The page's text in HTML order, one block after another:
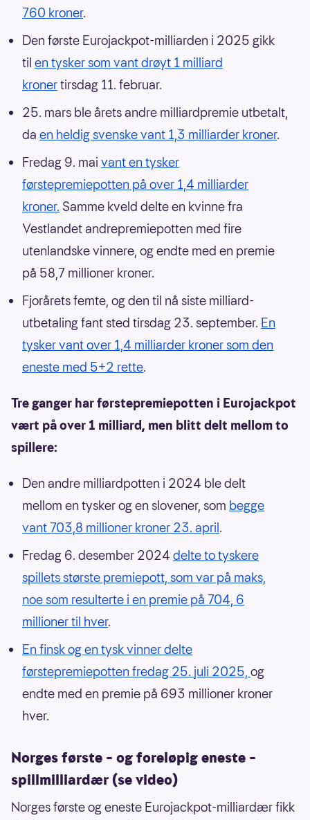
760 kroner.
Den første Eurojackpot-milliarden i 2025 gikk
til en tysker som vant drøyt 1 milliard
kronertirsdag 11. februar.
25. mars ble årets andre milliardpremie utbetalt,
da en heldig svenske vant 1,3 milliarder kroner.
Fredag 9. mai vant en tysker
førstepremiepotten på over 1,4 milliarder
kroner. Samme kveld delte en kvinne fra
Vestlandet andrepremiepotten med fire
utenlandske vinnere, og endte med en premie
på 58,7 millioner kroner.
Fjorårets femte, og den til nå siste milliard-
utbetaling fant sted tirsdag 23. september. En
tysker vant over 1,4 milliarder kroner som den
eneste med 5+2 rette.
Tre ganger har førstepremiepotten i Eurojackpot
vært på over 1 milliard, men blitt delt mellom to
spillere:
Den andre milliardpotten i 2024 ble delt
mellom en tysker og en slovener, som begge
vant 703,8 millioner kroner 23. april.
Fredag 6. desember 2024 delte to tyskere
spillets største premiepott, som var på maks,
noe som resulterte i en premie på 704, 6
millioner til hver.
En finsk og en tysk vinner delte
førstepremiepotten fredag 25. juli 2025, og
endte med en premie på 693 millioner kroner
hver.
Norges første – og foreløpig eneste –
spillmilliardær (se video)
Norges første og eneste Eurojackpot-milliardær fikk